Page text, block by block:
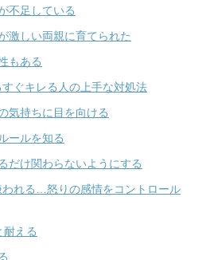
不足している
激しい両親に育てられた
もある
ぐキレる人の上手な対処法
気持ちに目を向ける
ールを知る
だけ関わらないようにする
われる…怒りの感情をコントロール
耐える